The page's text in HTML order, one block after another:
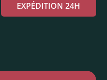
EXPÉDITION 24H